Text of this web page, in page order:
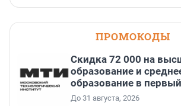
ПРОМОКОДЫ
Скидка 72 000 на
образование и
образование в
До 31 августа, 2026